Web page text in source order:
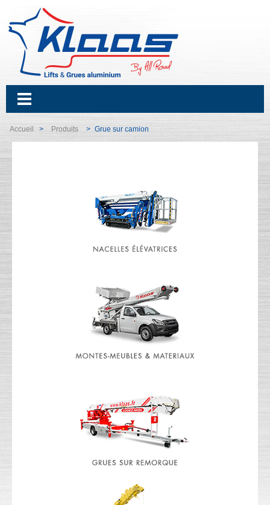
Accueil > Produits > Grue sur camion